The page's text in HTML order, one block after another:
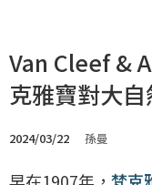
Van Cleef &
克雅寶對大
2024/03/22 孫曼